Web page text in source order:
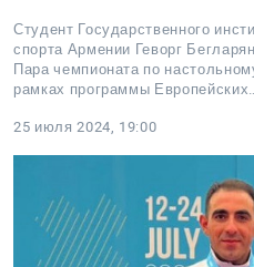
Студент Государственного
спорта Армении Геворг
Пара чемпионата по
рамках программы
25 июля 2024, 19:00